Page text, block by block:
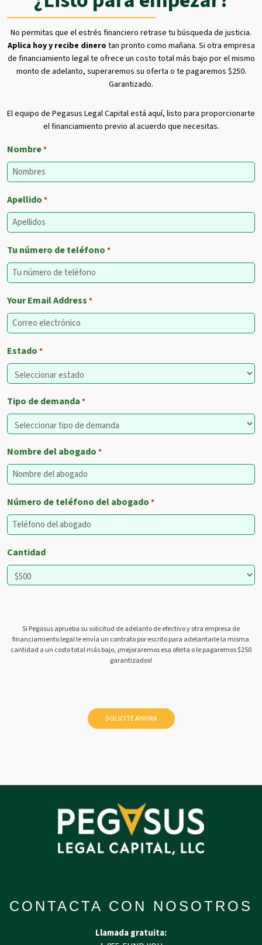
No permitas que el estrés financiero retrase tu búsqueda de justicia.
Aplica hoy y recibe dinero tan pronto como mañana. Si otra empresa
de financiamiento legal te ofrece un costo total más bajo por el mismo
monto de adelanto, superaremos su oferta o te pagaremos $250.
Garantizado.
El equipo de Pegasus Legal Capital está aquí, listo para proporcionarte
el financiamiento previo al acuerdo que necesitas.
Nombre*
Apellido *
Tu número de teléfono *
Your Email Address *
Estado *
Tipo de demanda *
Nombre del abogado *
Número de teléfono del abogado *
Cantidad
Si Pegasus aprueba su solicitud de adelanto de efectivo y otra empresa de
financiamiento legal le envía un contrato por escrito para adelantarle la misma
cantidad a un costo total más bajo, ¡mejoraremos esa oferta o le pagaremos $250
garantizados!
CONTACTA CON NOSOTROS
Llamada gratuita: